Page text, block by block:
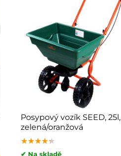
Posypový vozík SEED, 25l,
zelená/oranžová
★★★★★
★★★★★
★★★★★
✔ Na skladě